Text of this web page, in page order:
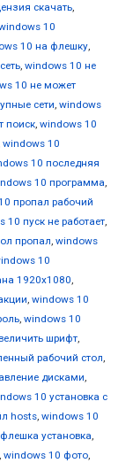
скачать,
10
10 на флешку,
, windows 10 не
10 не может
сети, windows
поиск, windows 10
windows 10
10 последняя
10 программа,
пропал рабочий
10 пуск не работает,
пропал, windows
10
1920x1080,
, windows 10
, windows 10
шрифт,
рабочий стол,
дисками,
10 установка с
hosts, windows 10
установка,
, windows 10 фото,